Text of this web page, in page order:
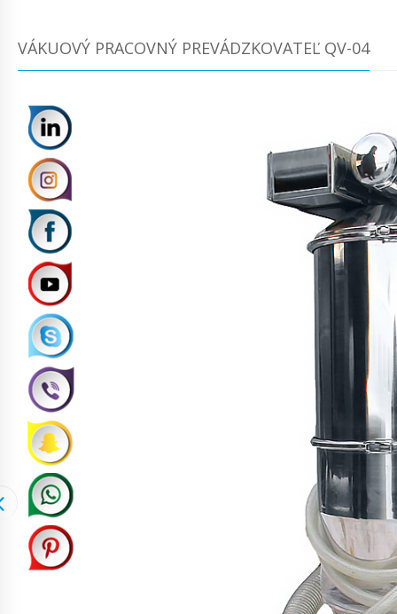
VÁKUOVÝ PRACOVNÝ PREVÁDZKOVATEĽ QV-04